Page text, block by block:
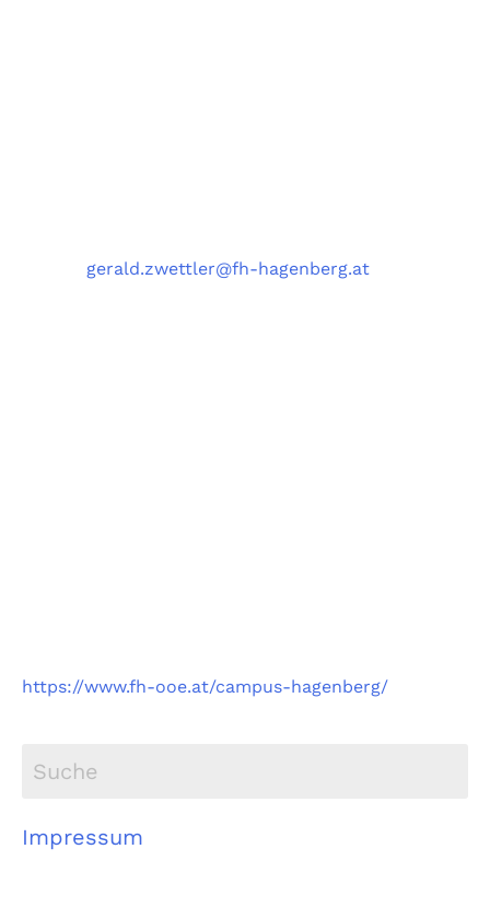
gerald.zwettler@fh-hagenberg.at
https://www.fh-ooe.at/campus-hagenberg/
Impressum